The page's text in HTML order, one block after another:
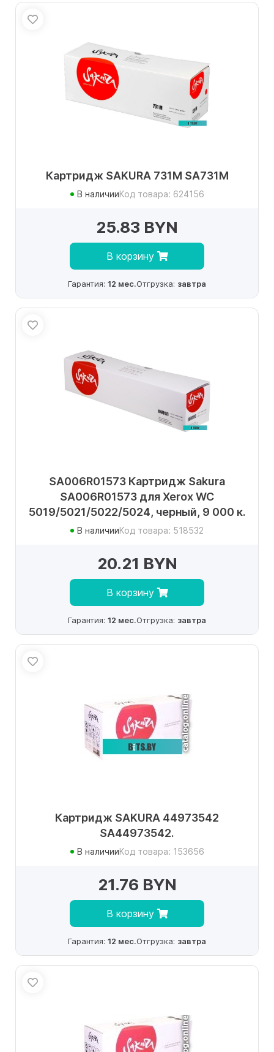
Картридж SAKURA 731M SA731M
В наличииКод товара: 624156
25.83 BYN
В корзину
Гарантия: 12 мес.Отгрузка: завтра
SA006R01573 Картридж Sakura
SA006R01573 для Xerox WC
5019/5021/5022/5024, черный, 9 000 к.
В наличииКод товара: 518532
20.21 BYN
В корзину
Гарантия: 12 мес.Отгрузка: завтра
Картридж SAKURA 44973542
SA44973542.
В наличииКод товара: 153656
21.76 BYN
В корзину
Гарантия: 12 мес.Отгрузка: завтра